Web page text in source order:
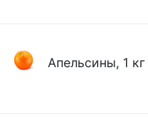
Апельсины, 1 кг